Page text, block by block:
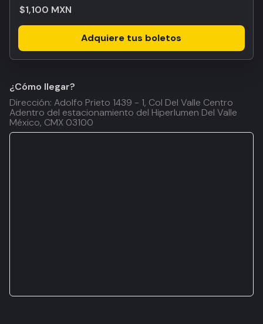
$1,100 MXN
Adquiere tus boletos
¿Cómo llegar?
Dirección: Adolfo Prieto 1439 - 1, Col Del Valle Centro
Adentro del estacionamiento del Hiperlumen Del Valle
México, CMX 03100